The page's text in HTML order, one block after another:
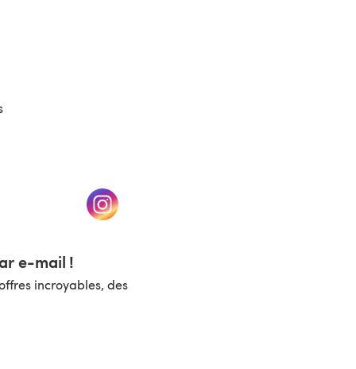
nouvel onglet) (s'ouvre dans un nouvel onglet)
e-mail !
incroyables, des